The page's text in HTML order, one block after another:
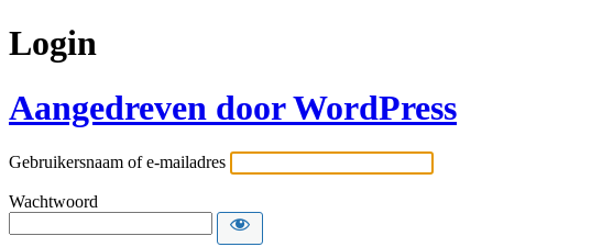
Login
Aangedreven door WordPress
Gebruikersnaam of e-mailadres
Wachtwoord